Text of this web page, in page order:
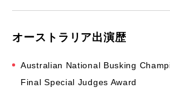
オーストラリア出演歴
Australian National Busking
Final Special Judges Award